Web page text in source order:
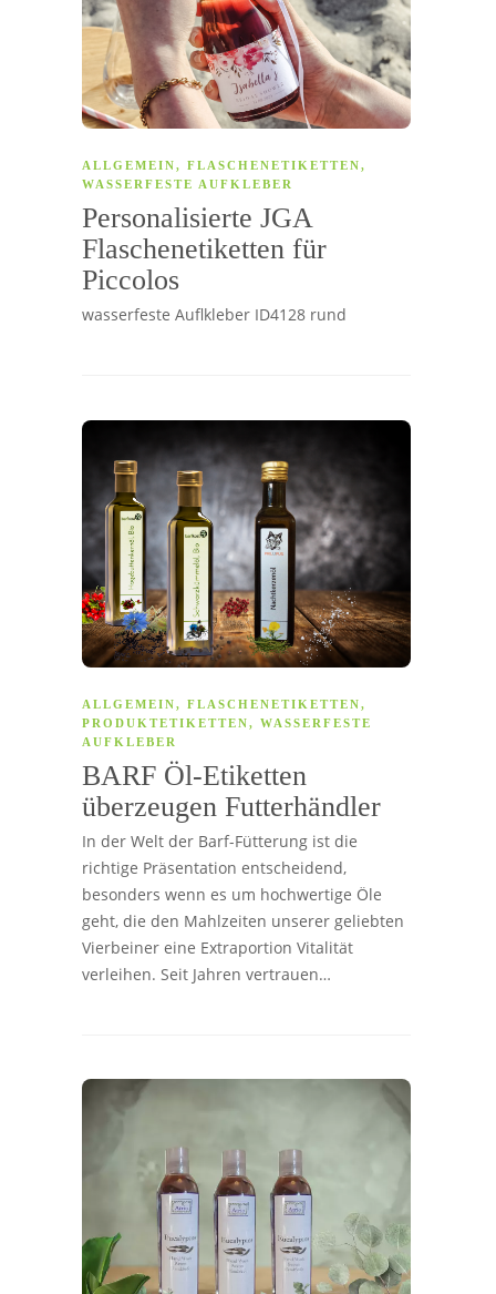
ALLGEMEIN, FLASCHENETIKETTEN,
WASSERFESTE AUFKLEBER
Personalisierte JGA
Flaschenetiketten für
Piccolos
wasserfeste Auflkleber ID4128 rund
ALLGEMEIN, FLASCHENETIKETTEN,
PRODUKTETIKETTEN, WASSERFESTE
AUFKLEBER
BARF Öl-Etiketten
überzeugen Futterhändler
In der Welt der Barf-Fütterung ist die
richtige Präsentation entscheidend,
besonders wenn es um hochwertige Öle
geht, die den Mahlzeiten unserer geliebten
Vierbeiner eine Extraportion Vitalität
verleihen. Seit Jahren vertrauen…